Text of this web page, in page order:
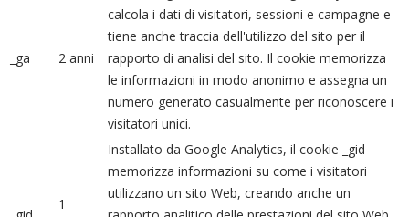
_ga 2 anni
calcola i dati di visitatori, sessioni e campagne e
tiene anche traccia dell'utilizzo del sito per il
rapporto di analisi del sito. Il cookie memorizza
le informazioni in modo anonimo e assegna un
numero generato casualmente per riconoscere i
visitatori unici.
1
Installato da Google Analytics, il cookie _gid
memorizza informazioni su come i visitatori
utilizzano un sito Web, creando anche un